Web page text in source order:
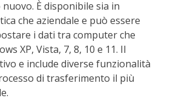
È disponibile sia in
che aziendale e può essere
i dati tra computer che
XP, Vista, 7, 8, 10 e 11. Il
e include diverse funzionalità
di trasferimento il più